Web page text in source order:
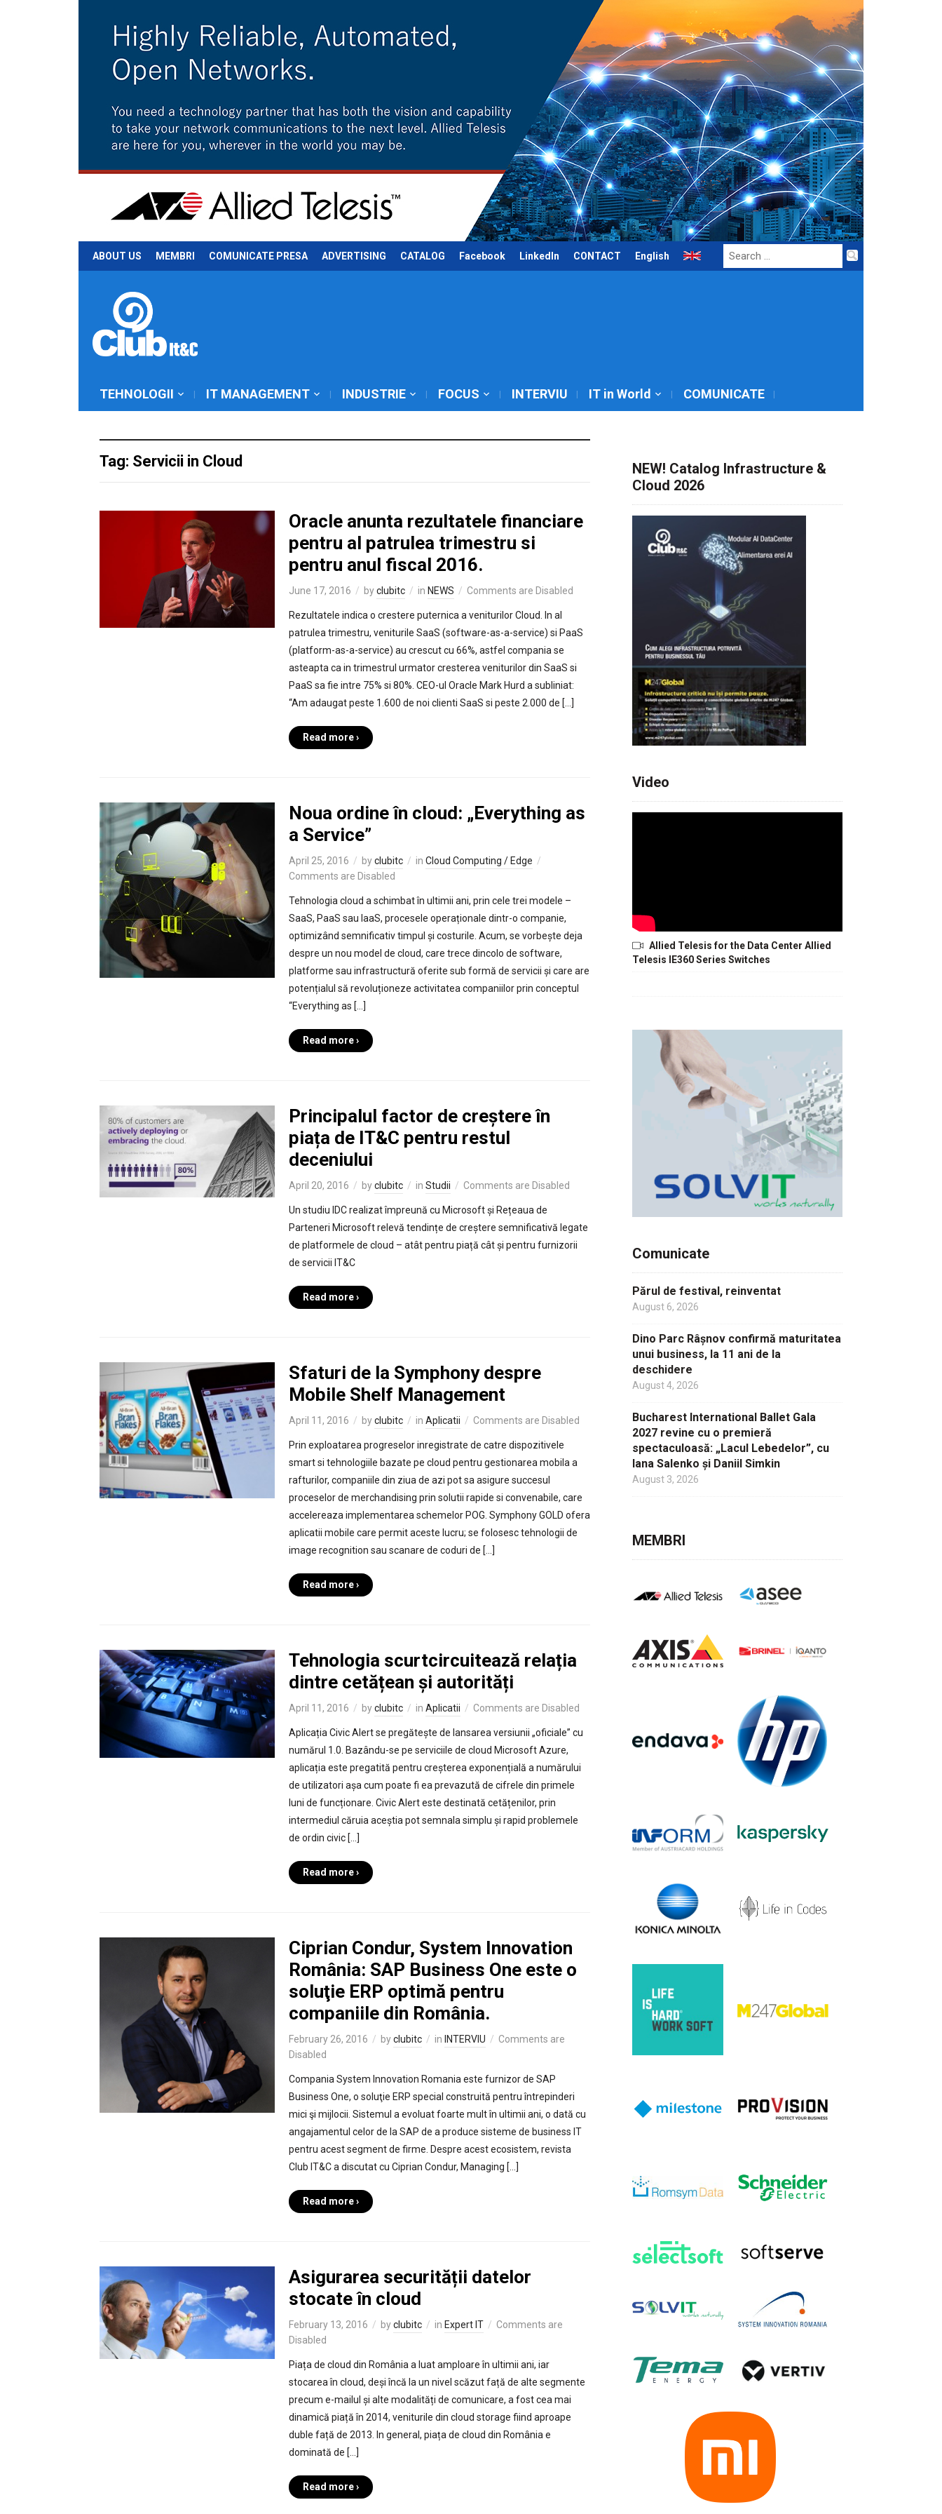
ABOUT US MEMBRI COMUNICATE PRESA ADVERTISING CATALOG Facebook LinkedIn CONTACT English
Search
for:
TEHNOLOGII IT MANAGEMENT INDUSTRIE FOCUS INTERVIU IT in World COMUNICATE
Tag: Servicii in Cloud
Oracle anunta rezultatele financiare
pentru al patrulea trimestru si
pentru anul fiscal 2016.
June 17, 2016 byclubitc in NEWS Comments are Disabled
Rezultatele indica o crestere puternica a veniturilor Cloud. In al
patrulea trimestru, veniturile SaaS (software-as-a-service) si PaaS
(platform-as-a-service) au crescut cu 66%, astfel compania se
asteapta ca in trimestrul urmator cresterea veniturilor din SaaS si
PaaS sa fie intre 75% si 80%. CEO-ul Oracle Mark Hurd a subliniat:
“Am adaugat peste 1.600 de noi clienti SaaS si peste 2.000 de […]
Read more ›
Noua ordine în cloud: „Everything as
a Service”
April 25, 2016 byclubitc in Cloud Computing / Edge
Comments are Disabled
Tehnologia cloud a schimbat în ultimii ani, prin cele trei modele –
SaaS, PaaS sau IaaS, procesele operaționale dintr-o companie,
optimizând semnificativ timpul și costurile. Acum, se vorbește deja
despre un nou model de cloud, care trece dincolo de software,
platforme sau infrastructură oferite sub formă de servicii și care are
potențialul să revoluționeze activitatea companiilor prin conceptul
“Everything as […]
Read more ›
Principalul factor de creștere în
piața de IT&C pentru restul
deceniului
April 20, 2016 byclubitc in Studii Comments are Disabled
Un studiu IDC realizat împreună cu Microsoft și Rețeaua de
Parteneri Microsoft relevă tendințe de creștere semnificativă legate
de platformele de cloud – atât pentru piață cât și pentru furnizorii
de servicii IT&C
Read more ›
Sfaturi de la Symphony despre
Mobile Shelf Management
April 11, 2016 byclubitc in Aplicatii Comments are Disabled
Prin exploatarea progreselor inregistrate de catre dispozitivele
smart si tehnologiile bazate pe cloud pentru gestionarea mobila a
rafturilor, companiile din ziua de azi pot sa asigure succesul
proceselor de merchandising prin solutii rapide si convenabile, care
accelereaza implementarea schemelor POG. Symphony GOLD ofera
aplicatii mobile care permit aceste lucru; se folosesc tehnologii de
image recognition sau scanare de coduri de […]
Read more ›
Tehnologia scurtcircuitează relația
dintre cetățean și autorități
April 11, 2016 byclubitc in Aplicatii Comments are Disabled
Aplicația Civic Alert se pregătește de lansarea versiunii „oficiale” cu
numărul 1.0. Bazându-se pe serviciile de cloud Microsoft Azure,
aplicația este pregatită pentru creșterea exponențială a numărului
de utilizatori așa cum poate fi ea prevazută de cifrele din primele
luni de funcționare. Civic Alert este destinată cetățenilor, prin
intermediul căruia aceștia pot semnala simplu și rapid problemele
de ordin civic […]
Read more ›
Ciprian Condur, System Innovation
România: SAP Business One este o
soluţie ERP optimă pentru
companiile din România.
February 26, 2016 byclubitc in INTERVIU
Comments are
Disabled
Compania System Innovation Romania este furnizor de SAP
Business One, o soluţie ERP special construită pentru întrepinderi
mici şi mijlocii. Sistemul a evoluat foarte mult în ultimii ani, o dată cu
angajamentul celor de la SAP de a produce sisteme de business IT
pentru acest segment de firme. Despre acest ecosistem, revista
Club IT&C a discutat cu Ciprian Condur, Managing […]
Read more ›
Asigurarea securității datelor
stocate în cloud
February 13, 2016 byclubitc in Expert IT
Comments are
Disabled
Piața de cloud din România a luat amploare în ultimii ani, iar
stocarea în cloud, deși încă la un nivel scăzut față de alte segmente
precum e-mailul și alte modalități de comunicare, a fost cea mai
dinamică piață în 2014, veniturile din cloud storage fiind aproape
duble față de 2013. In general, piața de cloud din România e
dominată de […]
Read more ›
NEW! Catalog Infrastructure &
Cloud 2026
Video
Allied Telesis for the Data Center Allied
Telesis IE360 Series Switches
Comunicate
Părul de festival, reinventat
August 6, 2026
Dino Parc Râșnov confirmă maturitatea
unui business, la 11 ani de la
deschidere
August 4, 2026
Bucharest International Ballet Gala
2027 revine cu o premieră
spectaculoasă: „Lacul Lebedelor”, cu
Iana Salenko și Daniil Simkin
August 3, 2026
MEMBRI